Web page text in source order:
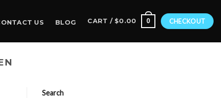
US BLOG CART / $0.00 0 CHECKOUT
Search